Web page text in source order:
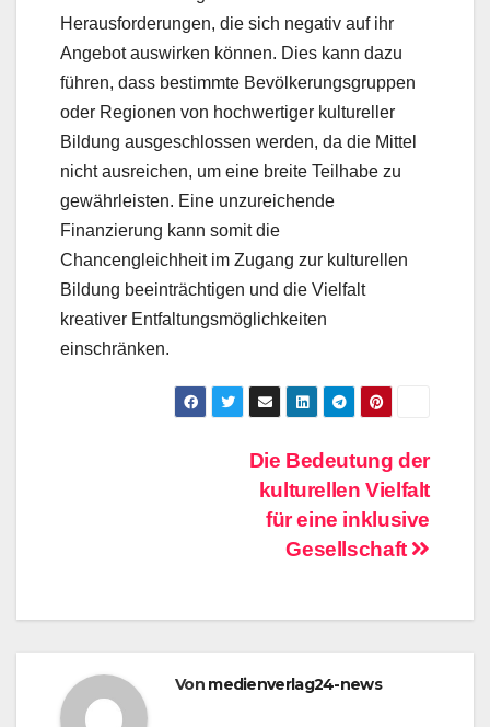
Herausforderungen, die sich negativ auf ihr
Angebot auswirken können. Dies kann dazu
führen, dass bestimmte Bevölkerungsgruppen
oder Regionen von hochwertiger kultureller
Bildung ausgeschlossen werden, da die Mittel
nicht ausreichen, um eine breite Teilhabe zu
gewährleisten. Eine unzureichende
Finanzierung kann somit die
Chancengleichheit im Zugang zur kulturellen
Bildung beeinträchtigen und die Vielfalt
kreativer Entfaltungsmöglichkeiten
einschränken.
Beitragsnavigation
Die Bedeutung der
kulturellen Vielfalt
für eine inklusive
Gesellschaft
Von medienverlag24-news